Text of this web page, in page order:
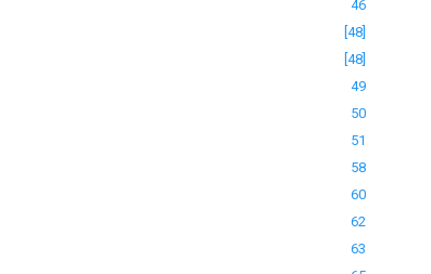
46
[48]
[48]
49
50
51
58
60
62
63